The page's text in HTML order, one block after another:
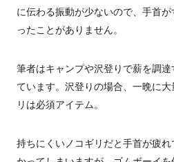
に伝わる振動が少ないので、手首
ったことがありません。
筆者はキャンプや沢登りで薪を調
ています。沢登りの場合、一晩に
リは必須アイテム。
持ちにくいノコギリだと手首が疲